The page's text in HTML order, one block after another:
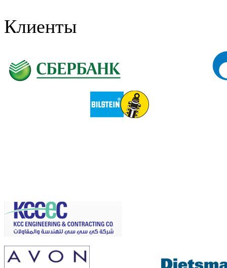
Клиенты